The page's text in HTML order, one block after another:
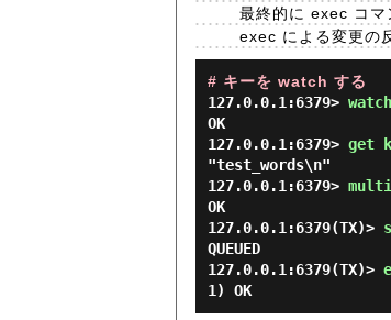
最終的に exec コマ
exec による変更の
# キーを watch する
127.0.0.1:6379>
OK
127.0.0.1:6379> get
"test_words\n"
127.0.0.1:6379> multi
OK
127.0.0.1:6379(TX)>
QUEUED
127.0.0.1:6379(TX)>